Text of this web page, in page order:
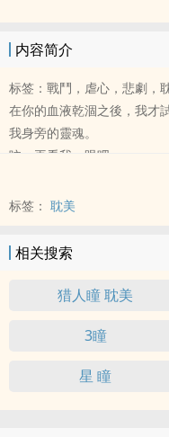
内容简介
标签：戰鬥，虐心，悲劇，耽
在你的血液乾涸之後，我才
我身旁的靈魂。
吶，再看我一眼吧。
至少讓我再次，注視著你眼
标签： 耽美
相关搜索
猎人瞳 耽美
3瞳
星 瞳